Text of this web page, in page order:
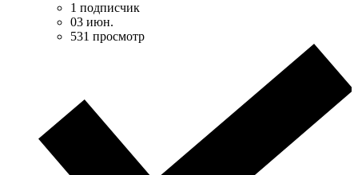
1 подписчик
03 июн.
531 просмотр